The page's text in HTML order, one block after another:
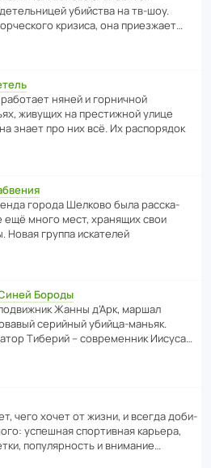
убийства на тв-шоу.
кризиса, она приезжает…
няней и горни­чной
живущих на прес­ти­жной улице
знает про них всё. Их распо­рядок
города Шелково была расска­
ещё много мест, хранящих свои
Новая группа иска­телей
Бороды
Жанны д’Арк, маршал
серийный убийца-маньяк.
Тиберий – совре­менник Иисуса…
чего хочет от жизни, и всегда доби­
успе­шная спор­ти­вная карьера,
попу­ля­р­ность и внимание…